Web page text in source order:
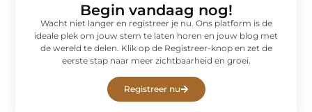
Begin vandaag nog!
Wacht niet langer en registreer je nu. Ons platform is de
ideale plek om jouw stem te laten horen en jouw blog met
de wereld te delen. Klik op de Registreer-knop en zet de
eerste stap naar meer zichtbaarheid en groei.
Registreer nu